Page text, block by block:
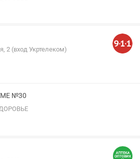
2 (вход Укртелеком)
№30